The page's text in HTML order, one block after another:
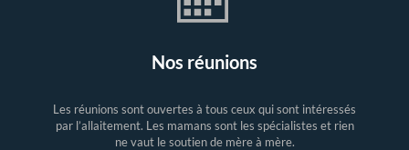
Nos réunions
Les réunions sont ouvertes à tous ceux qui sont intéressés
par l’allaitement. Les mamans sont les spécialistes et rien
ne vaut le soutien de mère à mère.